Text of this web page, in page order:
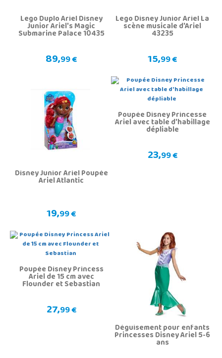
Lego Duplo Ariel Disney
Junior Ariel's Magic
Submarine Palace 10435
89,99 €
Lego Disney Junior Ariel La
scène musicale d'Ariel
43235
15,99 €
Disney Junior Ariel Poupée
Ariel Atlantic
19,99 €
Poupée Disney Princesse
Ariel avec table d'habillage
dépliable
23,99 €
Poupée Disney Princess
Ariel de 15 cm avec
Flounder et Sebastian
27,99 €
Déguisement pour enfants
Princesses Disney Ariel 5-6
ans